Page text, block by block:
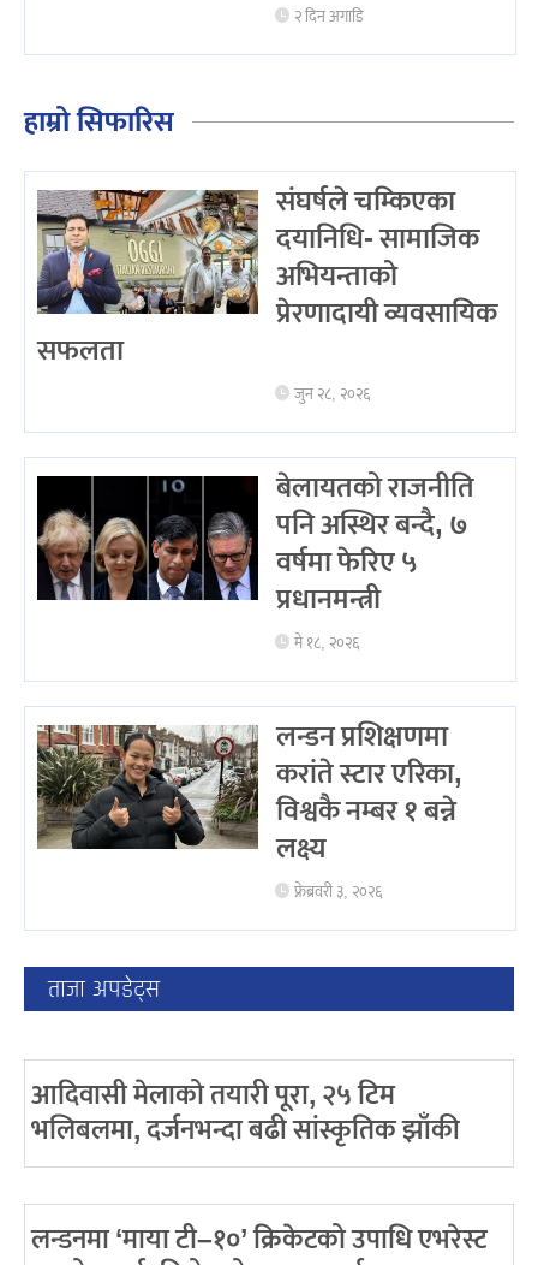
२ दिन अगाडि
हाम्रो सिफारिस
संघर्षले चम्किएका
दयानिधि- सामाजिक
अभियन्ताको
प्रेरणादायी व्यवसायिक
सफलता
जुन २८, २०२६
बेलायतको राजनीति
पनि अस्थिर बन्दै, ७
वर्षमा फेरिए ५
प्रधानमन्त्री
मे १८, २०२६
लन्डन प्रशिक्षणमा
करांते स्टार एरिका,
विश्वकै नम्बर १ बन्ने
लक्ष्य
फ्रेब्रवरी ३, २०२६
ताजा अपडेट्स
आदिवासी मेलाको तयारी पूरा, २५ टिम
भलिबलमा, दर्जनभन्दा बढी सांस्कृतिक झाँकी
लन्डनमा ‘माया टी–१०’ क्रिकेटको उपाधि एभरेस्ट